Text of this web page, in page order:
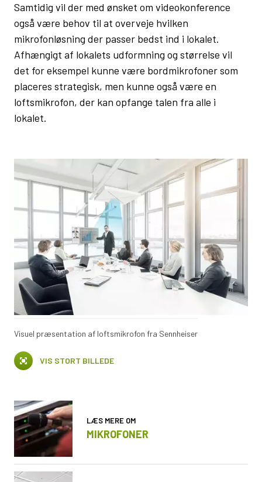
Samtidig vil der med ønsket om videokonference
også være behov til at overveje hvilken
mikrofonløsning der passer bedst ind i lokalet.
Afhængigt af lokalets udformning og størrelse vil
det for eksempel kunne være bordmikrofoner som
placeres strategisk, men kunne også være en
loftsmikrofon, der kan opfange talen fra alle i
lokalet.
Visuel præsentation af loftsmikrofon fra Sennheiser
VIS STORT BILLEDE
LÆS MERE OM
MIKROFONER